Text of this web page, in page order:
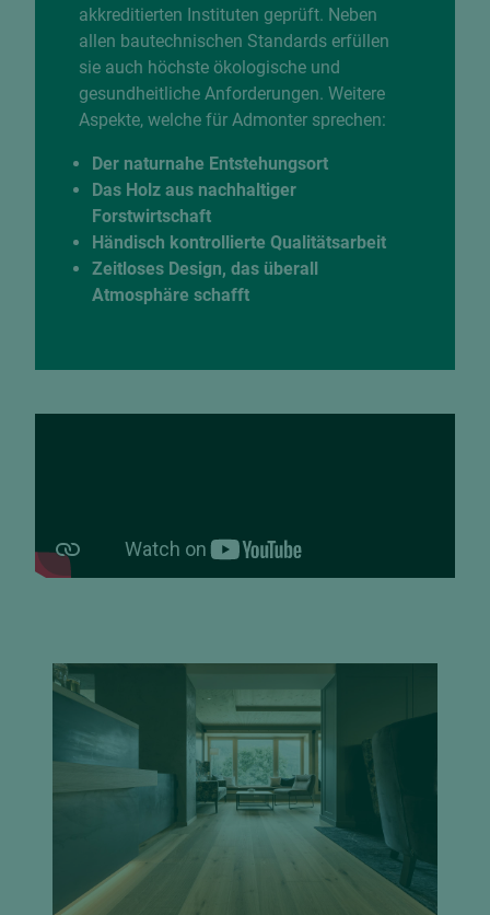
akkreditierten Instituten geprüft. Neben
allen bautechnischen Standards erfüllen
sie auch höchste ökologische und
gesundheitliche Anforderungen. Weitere
Aspekte, welche für Admonter sprechen:
Der naturnahe Entstehungsort
Das Holz aus nachhaltiger
Forstwirtschaft
Händisch kontrollierte Qualitätsarbeit
Zeitloses Design, das überall
Atmosphäre schafft